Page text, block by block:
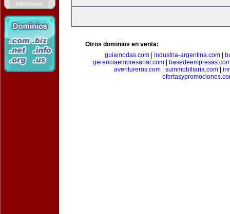
Otros dominios en venta:
guiamodas.com| industria-argentina.com|
gerenciaempresarial.com|
aventureros.com| suinmobiliaria.com|